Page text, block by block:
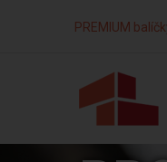
PREMIUM